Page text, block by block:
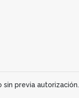
previa autorización.